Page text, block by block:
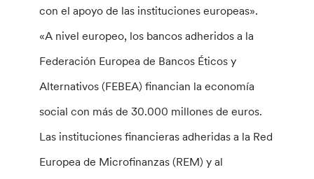
con el apoyo de las instituciones europeas».
«A nivel europeo, los bancos adheridos a la
Federación Europea de Bancos Éticos y
Alternativos (FEBEA) financian la economía
social con más de 30.000 millones de euros.
Las instituciones financieras adheridas a la Red
Europea de Microfinanzas (REM) y al